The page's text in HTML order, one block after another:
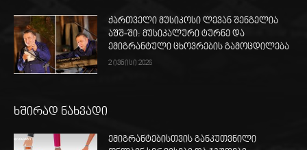
ქართველი მუსიკოსი ლევან შენგელია
აშშ-ში: მუსიკალური ტურნე და
ემიგრანტული ცხოვრების გამოცდილება
2 ივნისი 2026
ხშირად ნახვადი
ემიგრანტებისთვის განკუთვნილი